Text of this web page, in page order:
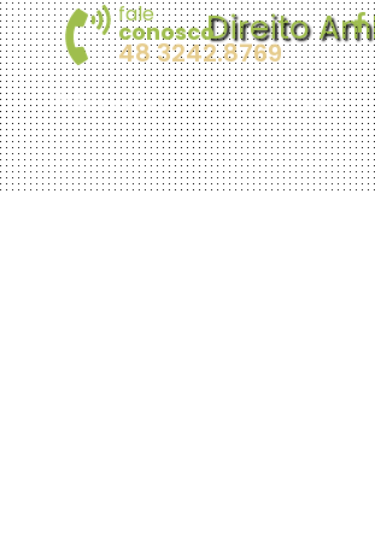
fale
conosco
48 3242.8769
Publicações Contato
Direito